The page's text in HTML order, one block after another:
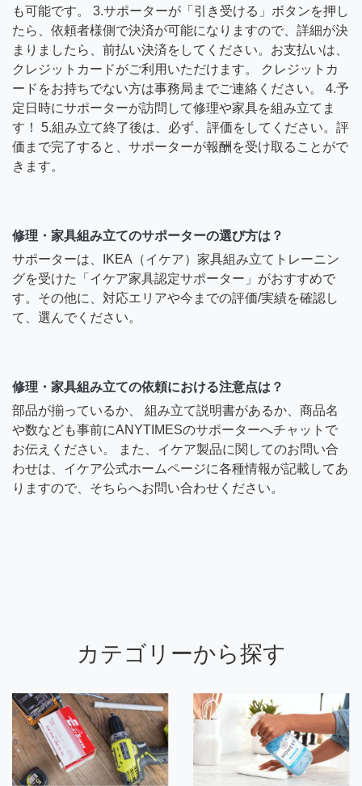
も可能です。 3.サポーターが「引き受ける」ボタンを押し
たら、依頼者様側で決済が可能になりますので、詳細が決
まりましたら、前払い決済をしてください。お支払いは、
クレジットカードがご利用いただけます。 クレジットカ
ードをお持ちでない方は事務局までご連絡ください。 4.予
定日時にサポーターが訪問して修理や家具を組み立てま
す！ 5.組み立て終了後は、必ず、評価をしてください。評
価まで完了すると、サポーターが報酬を受け取ることがで
きます。
修理・家具組み立てのサポーターの選び方は？
サポーターは、IKEA（イケア）家具組み立てトレーニン
グを受けた「イケア家具認定サポーター」がおすすめで
す。その他に、対応エリアや今までの評価/実績を確認し
て、選んでください。
修理・家具組み立ての依頼における注意点は？
部品が揃っているか、 組み立て説明書があるか、商品名
や数なども事前にANYTIMESのサポーターへチャットで
お伝えください。 また、イケア製品に関してのお問い合
わせは、イケア公式ホームページに各種情報が記載してあ
りますので、そちらへお問い合わせください。
カテゴリーから探す